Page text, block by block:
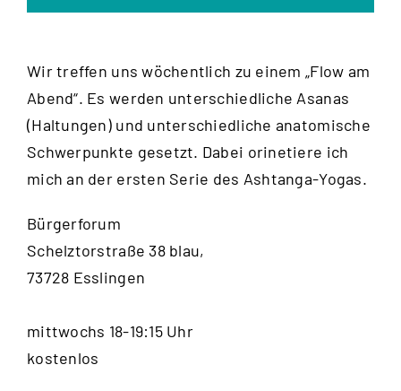
Wir treffen uns wöchentlich zu einem „Flow am
Abend“. Es werden unterschiedliche Asanas
(Haltungen) und unterschiedliche anatomische
Schwerpunkte gesetzt. Dabei orinetiere ich
mich an der ersten Serie des Ashtanga-Yogas.
Bürgerforum
Schelztorstraße 38 blau,
73728 Esslingen
mittwochs 18-19:15 Uhr
kostenlos